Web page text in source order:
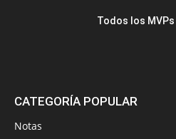
Todos los
CATEGORÍA POPULAR
Notas